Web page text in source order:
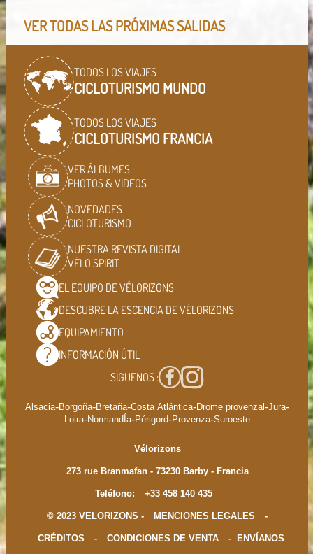
VER TODAS LAS PRÓXIMAS SALIDAS
TODOS LOS VIAJES
CICLOTURISMO MUNDO
TODOS LOS VIAJES
CICLOTURISMO FRANCIA
VER ÁLBUMES
PHOTOS & VIDEOS
NOVEDADES
CICLOTURISMO
NUESTRA REVISTA DIGITAL
VÉLO SPIRIT
EL EQUIPO DEVÉLORIZONS
DESCUBRE LA ESCENCIA DEVÉLORIZONS
EQUIPAMIENTO
INFORMACIÓN ÚTIL
SÍGUENOS :
Alsacia-Borgoña-Bretaña-Costa Atlántica-Drome provenzal-Jura-
Loira-NormandÍa-Périgord-Provenza-Suroeste
Vélorizons
273 rue Branmafan - 73230 Barby - Francia
Teléfono: +33 458 140 435
© 2023 VELORIZONS - MENCIONES LEGALES -
CRÉDITOS - CONDICIONES DE VENTA - ENVÍANOS